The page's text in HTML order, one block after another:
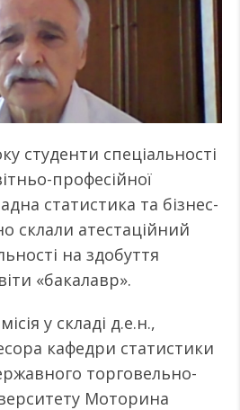
студенти спеціальності
професійної
статистика та бізнес-
склали атестаційний
на здобуття
«бакалавр».
у складі д.е.н.,
кафедри статистики
торговельно-
Моторина